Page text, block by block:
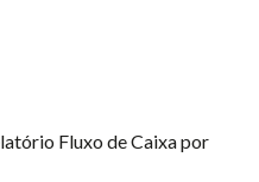
Fluxo de Caixa por